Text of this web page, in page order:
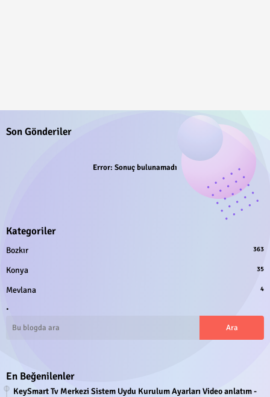
Son Gönderiler
Error: Sonuç bulunamadı
Kategoriler
Bozkır 363
Konya 35
Mevlana 4
.
En Beğenilenler
KeySmart Tv Merkezi Sistem Uydu Kurulum Ayarları Video anlatım -